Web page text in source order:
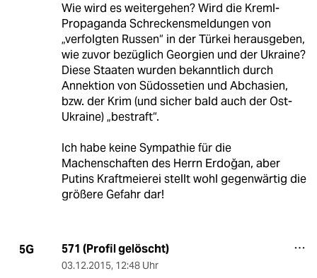
Wie wird es weitergehen? Wird die Kreml-
Propaganda Schreckensmeldungen von
„verfolgten Russen“ in der Türkei herausgeben,
wie zuvor bezüglich Georgien und der Ukraine?
Diese Staaten wurden bekanntlich durch
Annektion von Südossetien und Abchasien,
bzw. der Krim (und sicher bald auch der Ost-
Ukraine) „bestraft“.
Ich habe keine Sympathie für die
Machenschaften des Herrn Erdoğan, aber
Putins Kraftmeierei stellt wohl gegenwärtig die
größere Gefahr dar!
5G 571 (Profil gelöscht)
03.12.2015, 12:48 Uhr